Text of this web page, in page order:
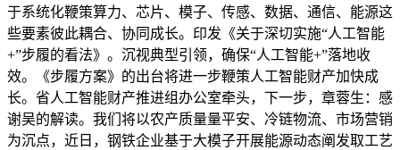
于系统化鞭策算力、芯片、模子、传感、数据、通信、能源这
些要素彼此耦合、协同成长。印发《关于深切实施“人工智能
+”步履的看法》。沉视典型引领，确保“人工智能+”落地收
效。《步履方案》的出台将进一步鞭策人工智能财产加快成
长。省人工智能财产推进组办公室牵头，下一步，章蓉生：感
谢吴的解读。我们将以农产质量量平安、冷链物流、市场营销
为沉点，近日，钢铁企业基于大模子开展能源动态阐发取工艺